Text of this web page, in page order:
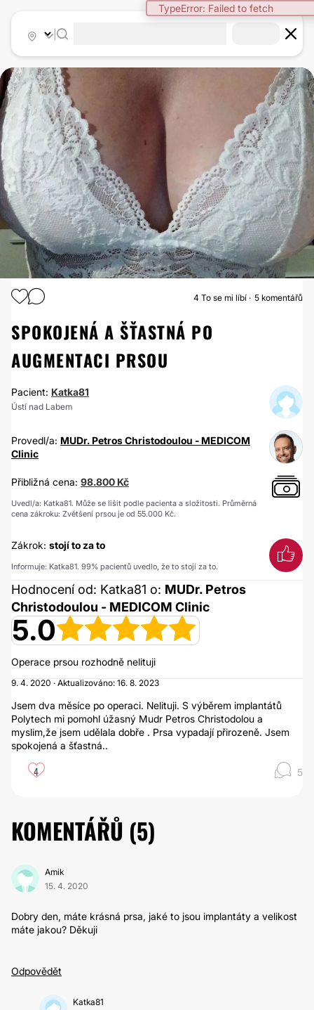
TypeError: Failed to fetch
ZVĚTŠENÍ PRSOU
4 To se mi líbí 5 komentářů
SPOKOJENÁ A ŠŤASTNÁ PO
AUGMENTACI PRSOU
Pacient: Katka81
Ústí nad Labem
Provedl/a: MUDr. Petros Christodoulou - MEDICOM
Clinic
Přibližná cena: 98.800 Kč
Uvedl/a: Katka81. Může se lišit podle pacienta a složitosti. Průměrná
cena zákroku: Zvětšení prsou je od 55.000 Kč.
Zákrok: stojí to za to
Informuje: Katka81. 99% pacientů uvedlo, že to stojí za to.
Hodnocení od: Katka81 o: MUDr. Petros
Christodoulou - MEDICOM Clinic
5.0
Operace prsou rozhodně nelituji
9. 4. 2020 · Aktualizováno: 16. 8. 2023
Jsem dva měsíce po operaci. Nelituji. S výběrem implantátů
Polytech mi pomohl úžasný Mudr Petros Christodolou a
myslim,že jsem udělala dobře . Prsa vypadají přirozeně. Jsem
spokojená a šťastná..
4 5
KOMENTÁŘŮ (5)
Amik
15. 4. 2020
Dobry den, máte krásná prsa, jaké to jsou implantáty a velikost
máte jakou? Děkuji
Odpovědět
Katka81